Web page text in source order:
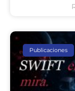
Publicaciones